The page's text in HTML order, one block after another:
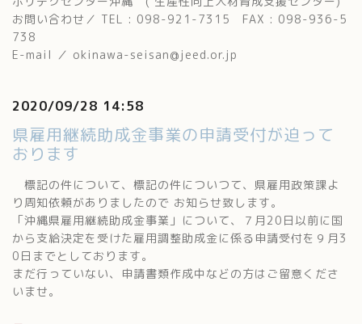
お問い合わせ／ TEL : 098-921-7315 FAX : 098-936-5
738
E-mail ／ okinawa-seisan@jeed.or.jp
2020/09/28 14:58
県雇用継続助成金事業の申請受付が迫って
おります
標記の件について、標記の件についつて、県雇用政策課よ
り周知依頼がありましたので お知らせ致します。
「沖縄県雇用継続助成金事業」について、７月20日以前に国
から支給決定を受けた雇用調整助成金に係る申請受付を９月3
0日までとしております。
まだ行っていない、申請書類作成中などの方はご留意くださ
いませ。